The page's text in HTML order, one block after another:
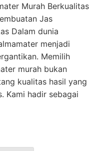
Murah Berkualitas
Jas
Dalam dunia
menjadi
Memilih
murah bukan
kualitas hasil yang
Kami hadir sebagai